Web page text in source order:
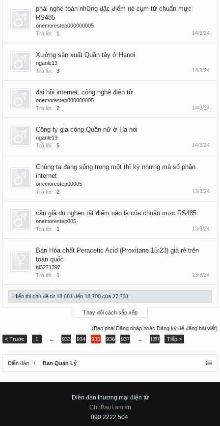
phải nghe toàn những đặc điểm nè cụm từ chuẩn mực
RS485
onemorestep000000005
Trả lời:
1 14/3/24
Xưởng sản xuất Quần tây ở Hanoi
nganle13
Trả lời:
3 14/3/24
đại hồi internet, công nghệ điện tử
onemorestep000000005
Trả lời:
2 14/3/24
Công ty gia công Quần nữ ở Ha noi
nganle13
Trả lời:
5 14/3/24
Chúng ta đang sống trong một thì kỳ nhưng mà số phận
internet
onemorestep00005
Trả lời:
2 13/3/24
cần giả dụ nghen rặt điểm nào là của chuẩn mực RS485
onemorestep005
Trả lời:
1 13/3/24
Bán Hóa chất Peracetic Acid (Proxitane 15:23) giá rẻ trên
toàn quốc
hl3271397
Trả lời:
1 13/3/24
Hiển thị chủ đề từ 18,681 đến 18,700 của 27,731
Thay đổi cách sắp xếp
(Bạn phải Đăng nhập hoặc Đăng ký để đăng bài viết)
< Trước
1 ← 933 934 935 936 937 → 1387 Tiếp >
Diễn đàn Ban Quản Lý
Diên đàn thương mại điện tử
ChoBaoLam.vn
090.2222.504.